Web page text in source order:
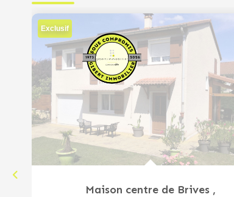
Exclusif
Maison centre de Brives ,